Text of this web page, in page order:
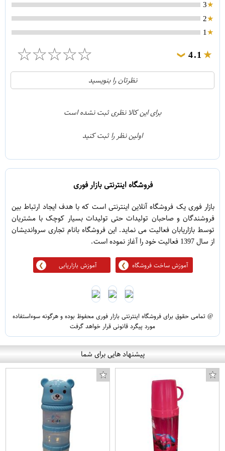
3
2
1
4.1
❯
☆
☆
☆
☆
☆
21
1
نظرتان را بنویسید
برای این کالا نظری ثبت نشده است
اولین نظر را ثبت کنید
فروشگاه اینترنتی بازار فوری
بازار فوری یک فروشگاه آنلاین اینترنتی است که با هدف ایجاد ارتباط بین
فروشندگان و صاحبان تولیدات حتی تولیدات بسیار کوچک با مشتریان
توسط بازاریابان فعالیت می نماید. این فروشگاه بانام تجاری سرواندیشان
از سال 1397 فعالیت خود را آغاز نموده است.
آموزش ساخت فروشگاه آموزش بازاریابی
@ تمامی حقوق برای فروشگاه اینترنتی بازار فوری محفوظ بوده و هرگونه سوءاستفاده
مورد پیگرد قانونی قرار خواهد گرفت
پیشنهاد هایی برای شما